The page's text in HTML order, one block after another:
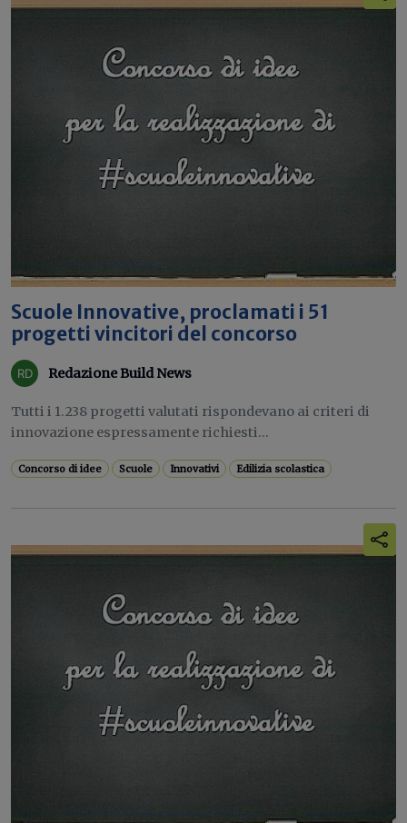
Scuole Innovative, proclamati i 51
progetti vincitori del concorso
Redazione Build News
Tutti i 1.238 progetti valutati rispondevano ai criteri di
innovazione espressamente richiesti...
Concorso di idee Scuole Innovativi Edilizia scolastica